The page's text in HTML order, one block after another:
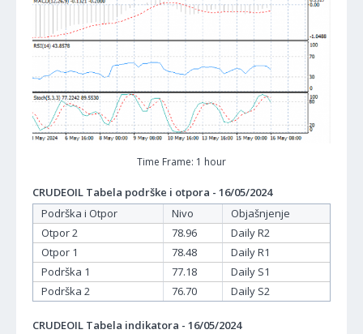
Time Frame: 1 hour
CRUDEOIL Tabela podrške i otpora - 16/05/2024
Podrška i Otpor
Nivo
Objašnjenje
Otpor 2
78.96
Daily R2
Otpor 1
78.48
Daily R1
Podrška 1
77.18
Daily S1
Podrška 2
76.70 Daily S2
CRUDEOIL Tabela indikatora - 16/05/2024